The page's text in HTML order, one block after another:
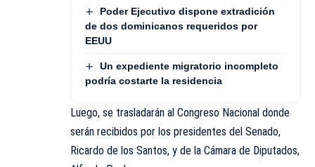
Poder Ejecutivo dispone extradición
de dos dominicanos requeridos por
EEUU
Un expediente migratorio incompleto
podría costarte la residencia
Luego, se trasladarán al Congreso Nacional donde
serán recibidos por los presidentes del Senado,
Ricardo de los Santos, y de la Cámara de Diputados,